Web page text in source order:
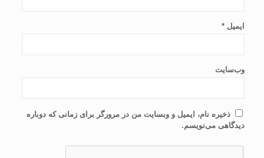
ایمیل *
وب‌سایت
ذخیره نام، ایمیل و وبسایت من در مرورگر برای زمانی که دوباره
دیدگاهی می‌نویسم.